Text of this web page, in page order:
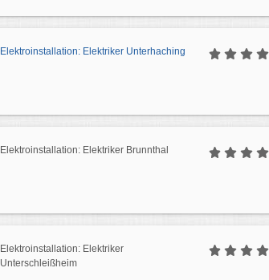
Elektroinstallation: Elektriker Unterhaching
Elektroinstallation: Elektriker Brunnthal
Elektroinstallation: Elektriker
Unterschleißheim